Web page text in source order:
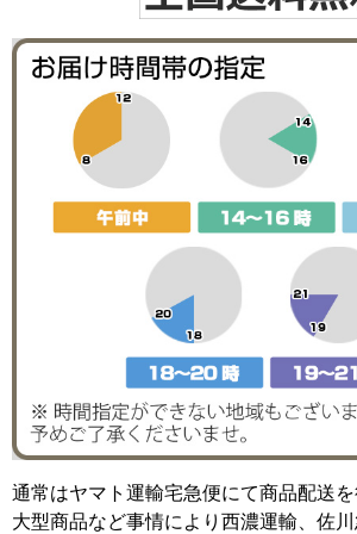
通常はヤマト運輸宅急便にて商品配送を
大型商品など事情により西濃運輸、佐